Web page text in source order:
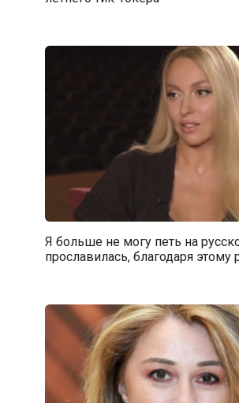
Я больше не могу петь на
прославилась, благодаря этому